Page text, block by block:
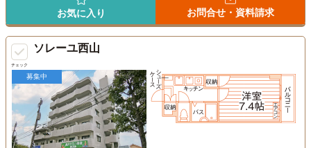
お気に入り お問合せ・資料請求
チェック
ソレーユ西山
募集中